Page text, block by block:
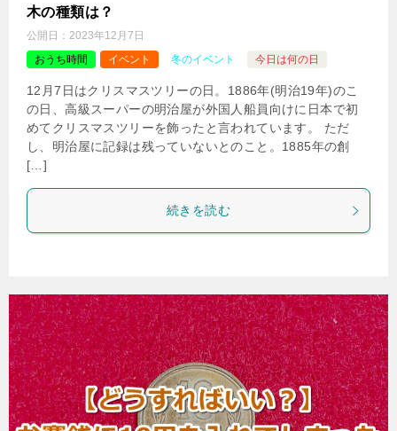
木の種類は？
公開日： 2023年12月7日
おうち時間
イベント 冬のイベント 今日は何の日
12月7日はクリスマスツリーの日。1886年(明治19年)のこ
の日、高級スーパーの明治屋が外国人船員向けに日本で初
めてクリスマスツリーを飾ったと言われています。 ただ
し、明治屋に記録は残っていないとのこと。1885年の創
[…]
続きを読む